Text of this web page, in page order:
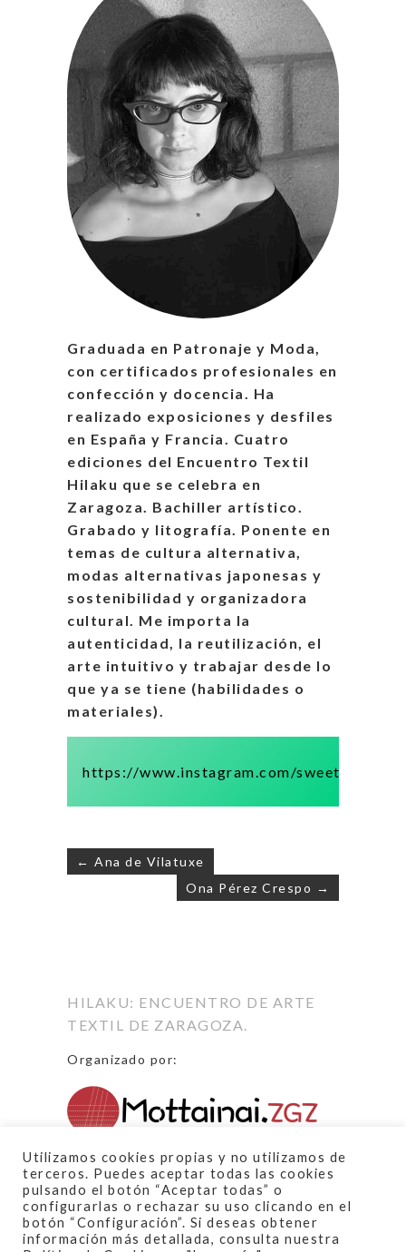
Graduada en Patronaje y Moda,
con certificados profesionales en
confección y docencia. Ha
realizado exposiciones y desfiles
en España y Francia. Cuatro
ediciones del Encuentro Textil
Hilaku que se celebra en
Zaragoza. Bachiller artístico.
Grabado y litografía. Ponente en
temas de cultura alternativa,
modas alternativas japonesas y
sostenibilidad y organizadora
cultural. Me importa la
autenticidad, la reutilización, el
arte intuitivo y trabajar desde lo
que ya se tiene (habilidades o
materiales).
https://www.instagram.com/
Navegación
← Ana de Vilatuxe
Ona Pérez Crespo →
HILAKU: ENCUENTRO DE ARTE
TEXTIL DE ZARAGOZA.
Organizado por:
Proyecto financiado por:
Utilizamos cookies propias y no utilizamos de
terceros. Puedes aceptar todas las cookies
pulsando el botón “Aceptar todas” o
configurarlas o rechazar su uso clicando en el
botón “Configuración”. Si deseas obtener
información más detallada, consulta nuestra